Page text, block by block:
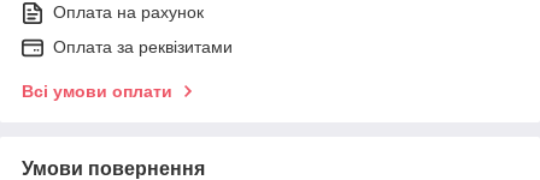
Оплата на рахунок
Оплата за реквізитами
Всі умови оплати
Умови повернення